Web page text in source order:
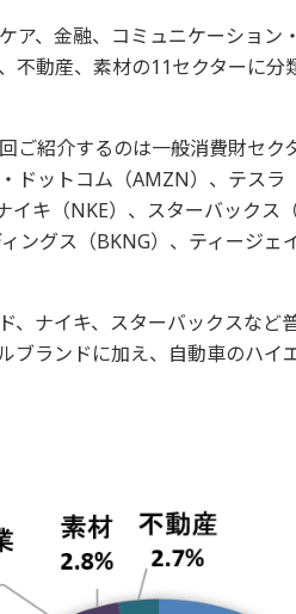
ア、金融、コミュニケーション
不動産、素材の11セクターに分
ご紹介するのは一般消費財セク
ドットコム（AMZN）、テスラ
イキ（NKE）、スターバックス
ングス（BKNG）、ティージェ
、ナイキ、スターバックスなど
ブランドに加え、自動車のハイ